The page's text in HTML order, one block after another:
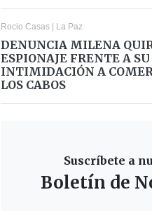
Rocio Casas | La Paz
DENUNCIA MILENA
ESPIONAJE FRENTE A SU
INTIMIDACIÓN A
LOS CABOS
Suscríbete a
Boletín de